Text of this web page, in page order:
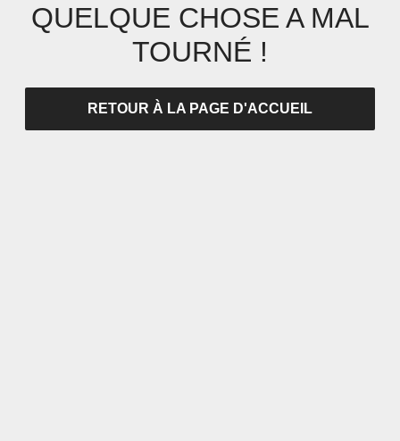
QUELQUE CHOSE A MAL
TOURNÉ !
RETOUR À LA PAGE D'ACCUEIL